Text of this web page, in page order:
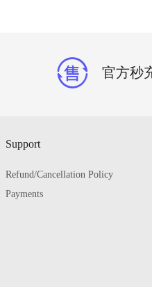
官方秒
Support
Refund/Cancellation Policy
Payments